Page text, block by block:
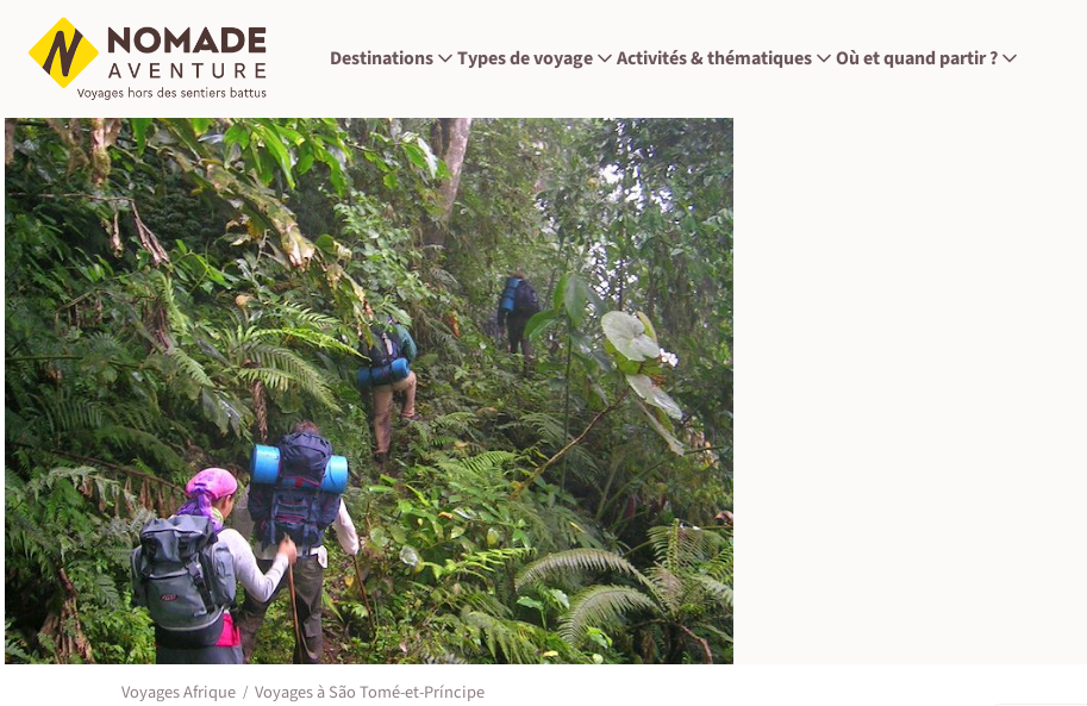
Destinations Types de voyage Activités & thématiques Où et quand partir ?
Voyages Afrique Voyages à São Tomé-et-Príncipe